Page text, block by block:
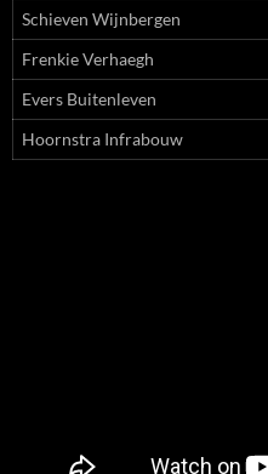
Schieven Wijnbergen
Frenkie Verhaegh
Evers Buitenleven
Hoornstra Infrabouw